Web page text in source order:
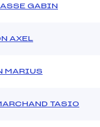
GABIN
AXEL
MARIUS
TASIO